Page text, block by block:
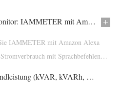
Alexa-EnergieMonitor: IAMMETER mit Amazon Alexa verbinden
IAMMETER mit Amazon Alexa
mit Sprachbefehlen
Messung von Blindleistung (kVAR, kVARh, PF) mit IAMMETER-Smart-Energy-Metern